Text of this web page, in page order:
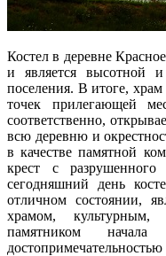
Костел в деревне
и является высотной и
поселения. В итоге,
точек прилегающей
соответственно,
всю деревню и
в качестве памятной
крест с
сегодняшний день
отличном состоянии,
храмом, культурным,
памятником
достопримечательностью